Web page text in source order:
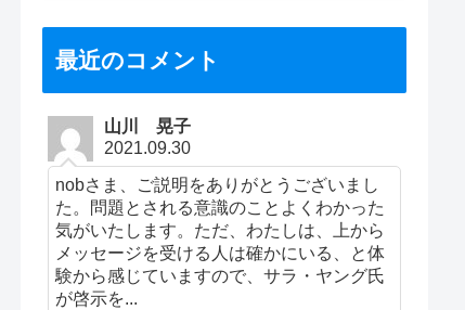
最近のコメント
山川 晃子
2021.09.30
nobさま、ご説明をありがとうございまし
た。問題とされる意識のことよくわかった
気がいたします。ただ、わたしは、上から
メッセージを受ける人は確かにいる、と体
験から感じていますので、サラ・ヤング氏
が啓示を...